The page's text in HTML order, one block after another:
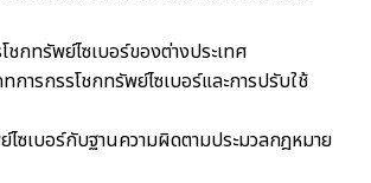
กทรัพย์ไซเบอร์ของต่างประเทศ
การกรรโชกทรัพย์ไซเบอร์และการปรับใช้
ไซเบอร์กับฐานความผิดตามประมวลกฎหมาย